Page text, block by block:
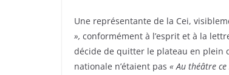
Une représentante de la Cei,
», conformément à l’esprit et à la
décide de quitter le plateau en plein
nationale n’étaient pas « Au théâtre ce